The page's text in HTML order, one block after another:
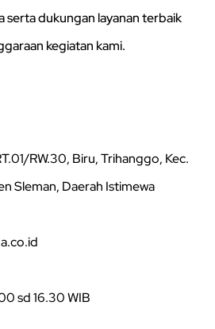
serta dukungan layanan terbaik
kegiatan kami.
RW.30, Biru, Trihanggo, Kec.
Sleman, Daerah Istimewa
sd 16.30 WIB